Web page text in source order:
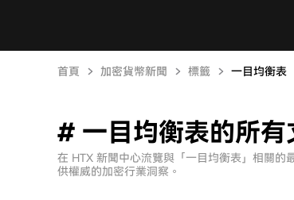
首頁 加密貨幣新聞 標籤 一目均衡表
# 一目均衡表的所有
在 HTX 新聞中心流覽與「一目均衡表」相關的
供權威的加密行業洞察。